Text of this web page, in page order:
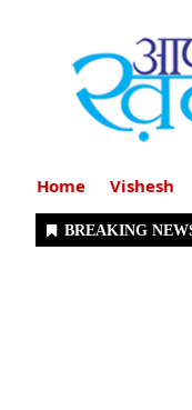
Home Vishesh